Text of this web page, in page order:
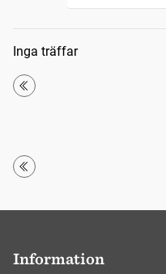
Sökresultat
Inga träffar
Första
Första
Information